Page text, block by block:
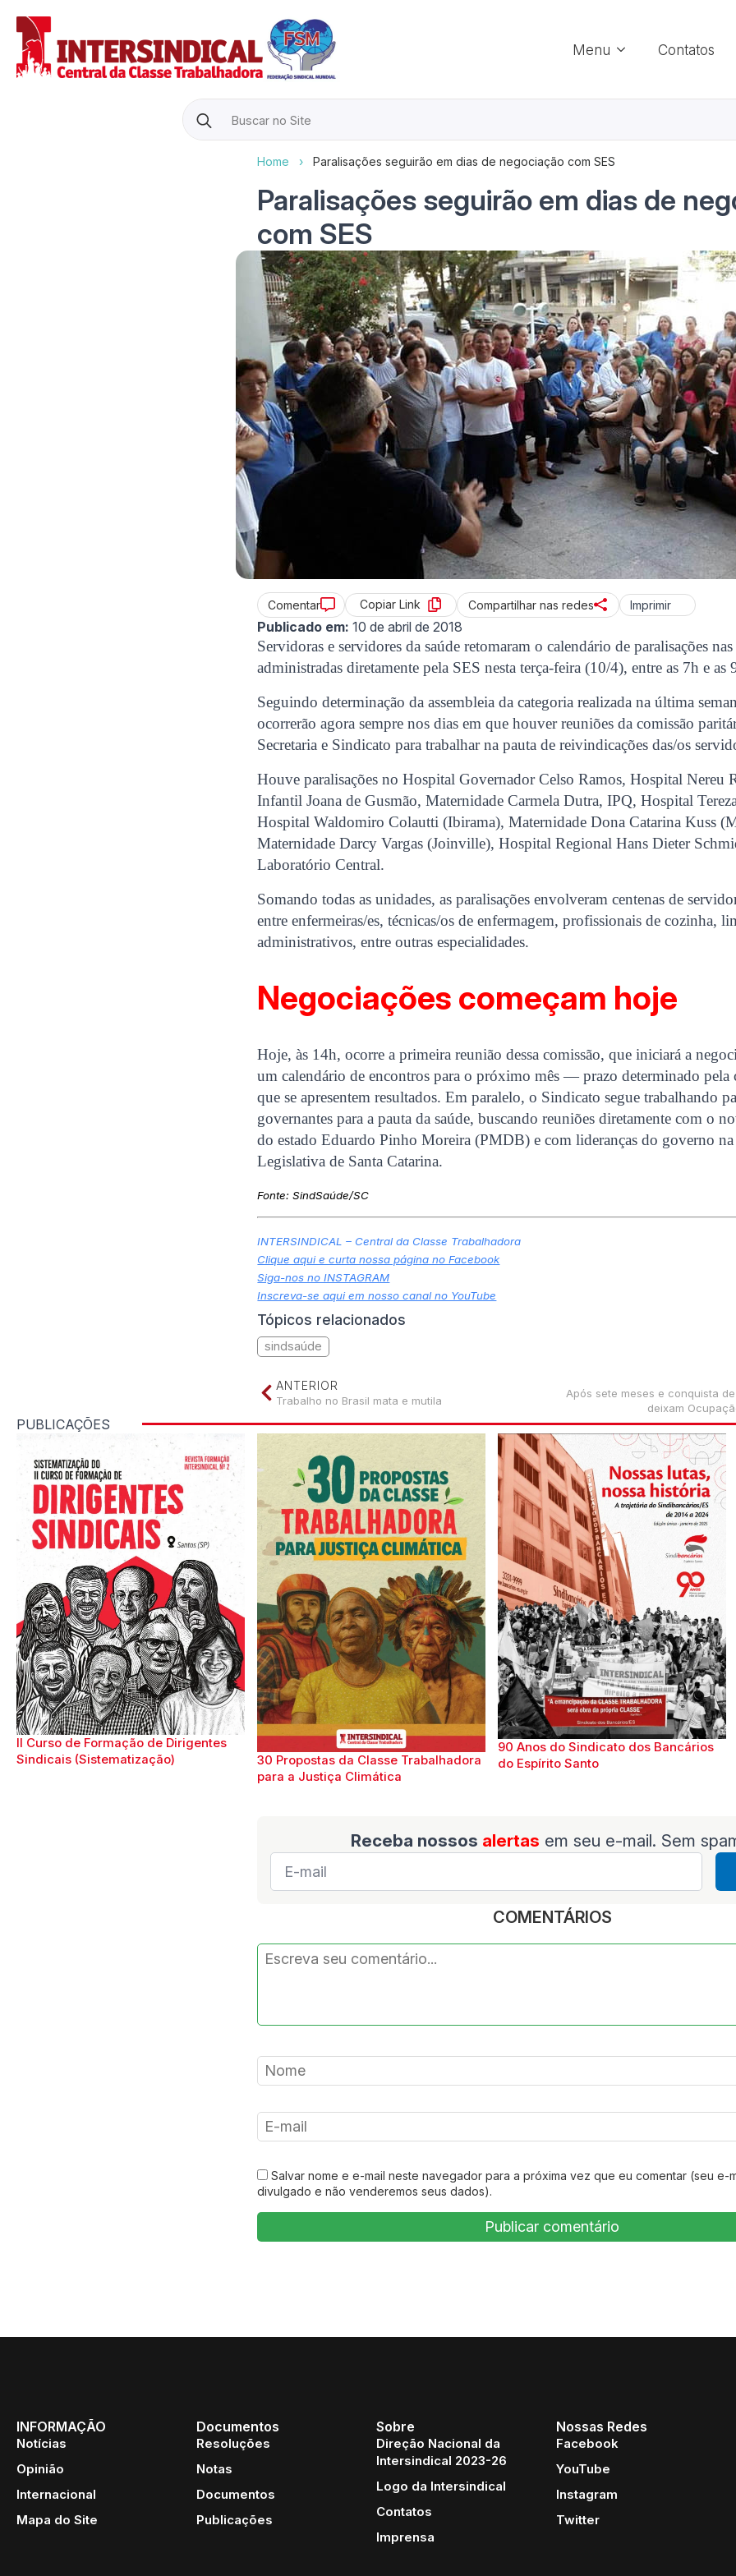
Menu Contatos
Search
for:
Home › Paralisações seguirão em dias de negociação com SES
Paralisações seguirão em dias de
com SES
Comentar Copiar Link Compartilhar nas redes Imprimir
Publicado em: 10 de abril de 2018
Servidoras e servidores da saúde retomaram o calendário de paralisações
administradas diretamente pela SES nesta terça-feira (10/4), entre as 7h e as
Seguindo determinação da assembleia da categoria realizada na última
ocorrerão agora sempre nos dias em que houver reuniões da comissão
Secretaria e Sindicato para trabalhar na pauta de reivindicações das/os
Houve paralisações no Hospital Governador Celso Ramos, Hospital Nereu
Infantil Joana de Gusmão, Maternidade Carmela Dutra, IPQ, Hospital
Hospital Waldomiro Colautti (Ibirama), Maternidade Dona Catarina Kuss
Maternidade Darcy Vargas (Joinville), Hospital Regional Hans Dieter
Laboratório Central.
Somando todas as unidades, as paralisações envolveram centenas de
entre enfermeiras/es, técnicas/os de enfermagem, profissionais de cozinha,
administrativos, entre outras especialidades.
Negociações começam hoje
Hoje, às 14h, ocorre a primeira reunião dessa comissão, que iniciará a
um calendário de encontros para o próximo mês — prazo determinado pela
que se apresentem resultados. Em paralelo, o Sindicato segue trabalhando
governantes para a pauta da saúde, buscando reuniões diretamente com o
do estado Eduardo Pinho Moreira (PMDB) e com lideranças do governo na
Legislativa de Santa Catarina.
Fonte:SindSaúde/SC
INTERSINDICAL – Central da Classe Trabalhadora
Clique aqui e curta nossa página no Facebook
Siga-nos no INSTAGRAM
Inscreva-se aqui em nosso canal no YouTube
Tópicos relacionados
sindsaúde
Após sete meses e conquista
deixam
ANTERIOR
Trabalho no Brasil mata e mutila
PUBLICAÇÕES
II Curso de Formação de Dirigentes
Sindicais (Sistematização)
30 Propostas da Classe Trabalhadora
para a Justiça Climática
90 Anos do Sindicato dos Bancários
do Espírito Santo
Receba nossos alertas em seu e-mail. Sem
E-
mail
COMENTÁRIOS
Salvar nome e e-mail neste navegador para a próxima vez que eu comentar (seu e-
divulgado e não venderemos seus dados).
INFORMAÇÃO
Notícias
Opinião
Internacional
Mapa do Site
Documentos
Resoluções
Notas
Documentos
Publicações
Sobre
Direção Nacional da
Intersindical 2023-26
Logo da Intersindical
Contatos
Imprensa
Nossas Redes
Facebook
YouTube
Instagram
Twitter